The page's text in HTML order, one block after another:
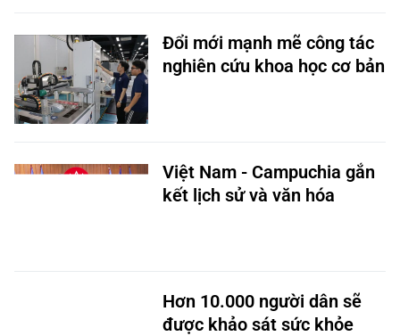
Đổi mới mạnh mẽ công tác
nghiên cứu khoa học cơ bản
Việt Nam - Campuchia gắn
kết lịch sử và văn hóa
Hơn 10.000 người dân sẽ
được khảo sát sức khỏe